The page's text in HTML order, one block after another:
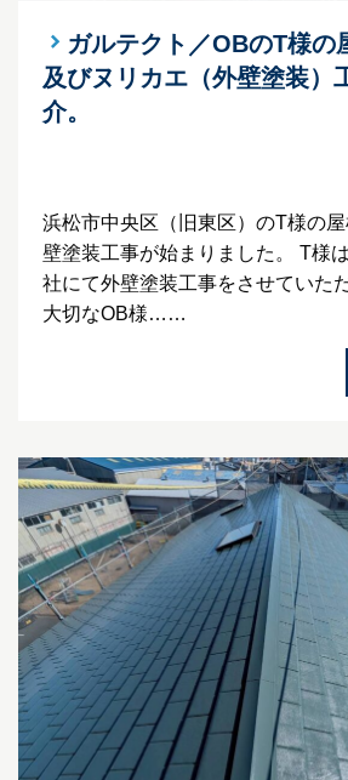
ガルテクト／OBのT様の
及びヌリカエ（外壁塗装）
介。
浜松市中央区（旧東区）のT様の
壁塗装工事が始まりました。 T様
社にて外壁塗装工事をさせていた
大切なOB様……